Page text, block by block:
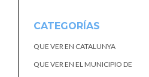
CATEGORÍAS
QUE VER EN CATALUNYA
QUE VER EN EL MUNICIPIO DE